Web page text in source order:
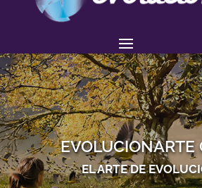
EVOLUCIONARTE
EL ARTE DE